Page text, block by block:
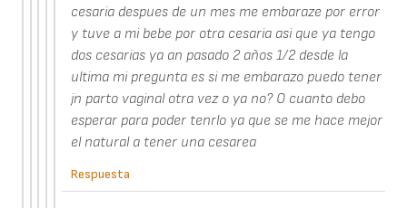
cesaria despues de un mes me embaraze por error
y tuve a mi bebe por otra cesaria asi que ya tengo
dos cesarias ya an pasado 2 años 1/2 desde la
ultima mi pregunta es si me embarazo puedo tener
jn parto vaginal otra vez o ya no? O cuanto debo
esperar para poder tenrlo ya que se me hace mejor
el natural a tener una cesarea
Respuesta